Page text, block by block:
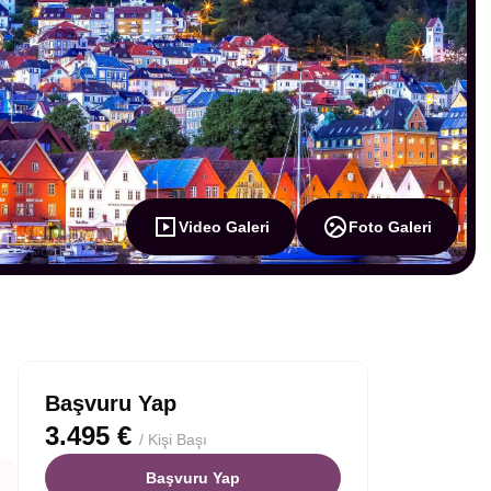
Video Galeri Foto Galeri
Başvuru Yap
3.495 € / Kişi Başı
Başvuru Yap